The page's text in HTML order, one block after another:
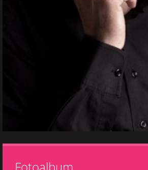
Fotoalbum